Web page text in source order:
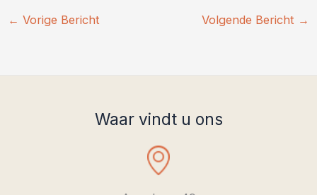
← Vorige Bericht Volgende Bericht →
Waar vindt u ons